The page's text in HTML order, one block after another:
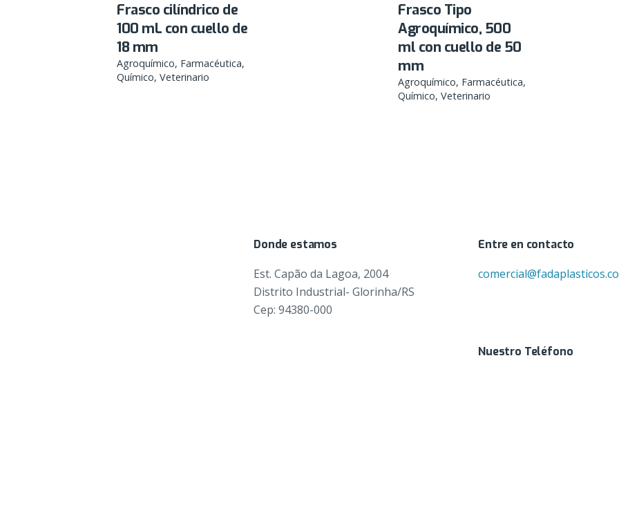
Frasco cilíndrico de
100 mL con cuello de
18 mm
Agroquímico Farmacéutica
Químico Veterinario
Frasco Tipo
Agroquímico, 500
ml con cuello de 50
mm
Agroquímico Farmacéutica
Químico Veterinario
Donde estamos
Est. Capão da Lagoa, 2004
Distrito Industrial- Glorinha/RS
Cep: 94380-000
Entre en contacto
Nuestro Teléfono